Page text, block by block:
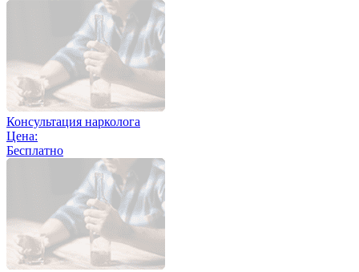
Консультация нарколога
Цена:
Бесплатно